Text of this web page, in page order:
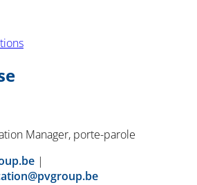
Manager, porte-parole
|